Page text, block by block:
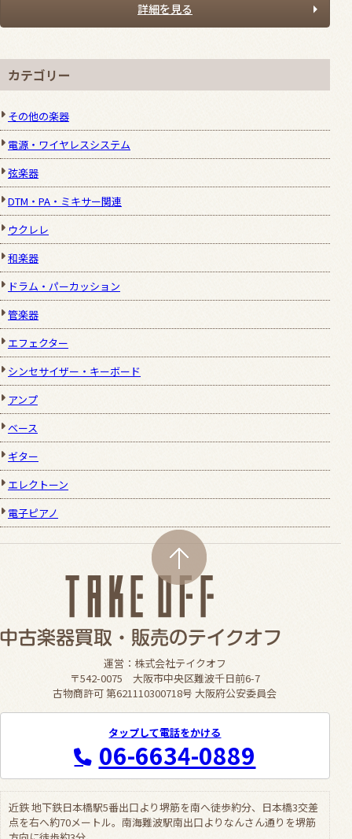
詳細を見る
カテゴリー
その他の楽器
電源・ワイヤレスシステム
弦楽器
DTM・PA・ミキサー関連
ウクレレ
和楽器
ドラム・パーカッション
管楽器
エフェクター
シンセサイザー・キーボード
アンプ
ベース
ギター
エレクトーン
電子ピアノ
運営：株式会社テイクオフ
〒542-0075 大阪市中央区難波千日前6-7
古物商許可 第621110300718号 大阪府公安委員会
タップして電話をかける
06-6634-0889
近鉄 地下鉄日本橋駅5番出口より堺筋を南へ徒歩約分、日本橋3交差
点を右へ約70メートル。南海難波駅南出口よりなんさん通りを堺筋